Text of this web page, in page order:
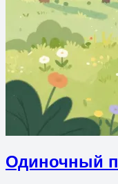
Одиночный